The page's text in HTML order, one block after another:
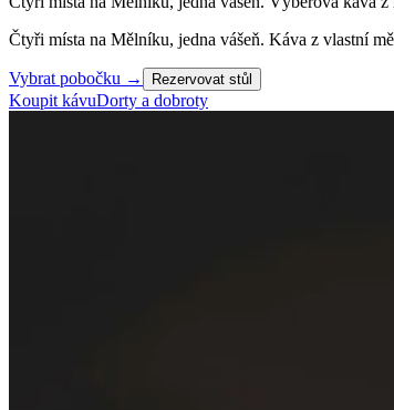
Čtyři místa na Mělníku, jedna vášeň. Káva z vlastní
Vybrat pobočku → Rezervovat stůl
Koupit kávuDorty a dobroty